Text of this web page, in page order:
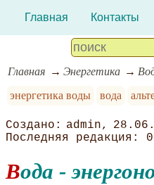
Главная Контакты
Главная Энергетика
энергетика воды
вода
admin
Вода -